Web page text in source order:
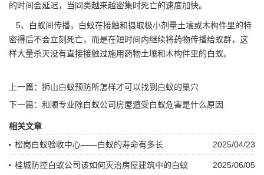
的时间会延迟，当同类越来越密集时死亡的速度加快。
5、白蚁间传播，白蚁在接触和摄取极小剂量土壤或木构件里的特
密得后不会立刻死亡，而是在短时间内继续将药物传播给蚁群，这
样大量杀灭没有直接接触过施用药物土壤和木构件里的白蚁。
上一篇： 狮山白蚁预防所怎样才可以找到白蚁的巢穴
下一篇： 和顺专业除白蚁公司房屋遭受白蚁危害是什么原因
相关文章
2025/04/23
松岗白蚁验收中心——白蚁的寿命有多长
2025/06/05
桂城防控白蚁公司该如何灭治房屋建筑中的白蚁